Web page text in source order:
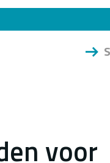
voor